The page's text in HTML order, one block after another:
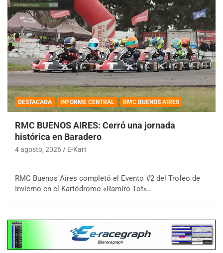
DESTACADA INFORME CENTRAL RMC BUENOS AIRES
RMC BUENOS AIRES: Cerró una jornada
histórica en Baradero
4 agosto, 2026 E-Kart
RMC Buenos Aires completó el Evento #2 del Trofeo de
Invierno en el Kartódromo «Ramiro Tot»…